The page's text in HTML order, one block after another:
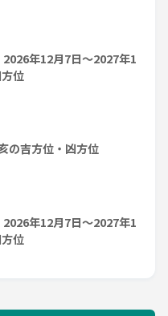
2026年12月7日～2027年1
位
の吉方位・凶方位
2026年12月7日～2027年1
位